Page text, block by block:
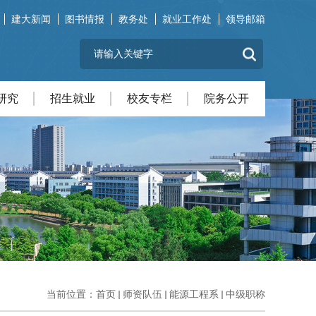
建大新闻 图书情报 教务处 就业工作处 领导邮箱
究 招生就业 校友专栏 院务公开
当前位置： 首页 师资队伍 能源工程系 中级职称